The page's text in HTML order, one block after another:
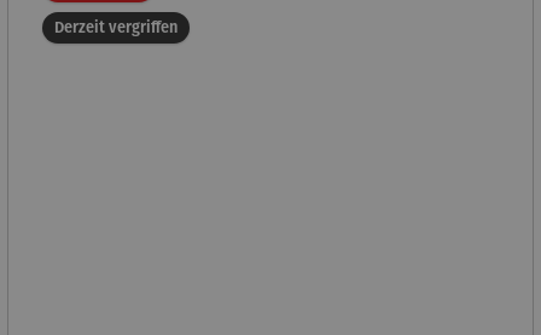
Derzeit vergriffen